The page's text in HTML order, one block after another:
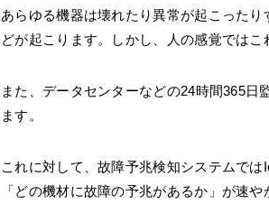
あらゆる機器は壊れたり異常が起こった
どが起こります。しかし、人の感覚ではこ
また、データセンターなどの24時間365日
ます。
これに対して、故障予兆検知システムで
「どの機材に故障の予兆があるか」が速